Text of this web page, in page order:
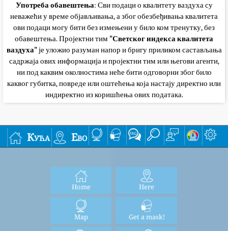
Употреба обавештења: Сви подаци о квалитету ваздуха су
неважећи у време објављивања, а због обезбеђивања квалитета
ови подаци могу бити без измењени у било ком тренутку, без
обавештења. Пројектни тим "Светског индекса квалитета
ваздуха"је уложио разуман напор и бригу приликом састављања
садржаја ових информација и пројектни тим или његови агенти,
ни под каквим околностима неће бити одговорни због било
каквог губитка, повреде или оштећења која настају директно или
индиректно из коришћења ових података.
Кућа Ево
Home Here
Map Get a mask!